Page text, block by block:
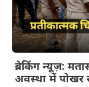
ब्रेकिंग न्यूज़:
अवस्था में पोखर